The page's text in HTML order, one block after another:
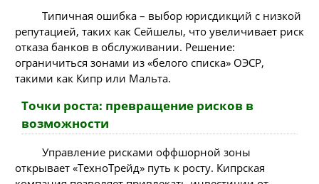
Типичная ошибка – выбор юрисдикций с низкой
репутацией, таких как Сейшелы, что увеличивает риск
отказа банков в обслуживании. Решение:
ограничиться зонами из «белого списка» ОЭСР,
такими как Кипр или Мальта.
Точки роста: превращение рисков в
возможности
Управление рисками оффшорной зоны
открывает «ТехноТрейд» путь к росту. Кипрская